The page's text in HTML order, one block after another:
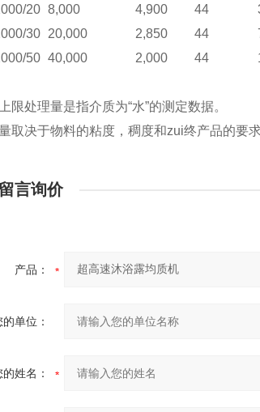
20 8,000 4,900 44
30 20,000 2,850 44
50 40,000 2,000 44
限处理量是指介质为“水”的测定数据。
取决于物料的粘度，稠度和zui终产品的要求
言询价
产品：
的单位：
的姓名：